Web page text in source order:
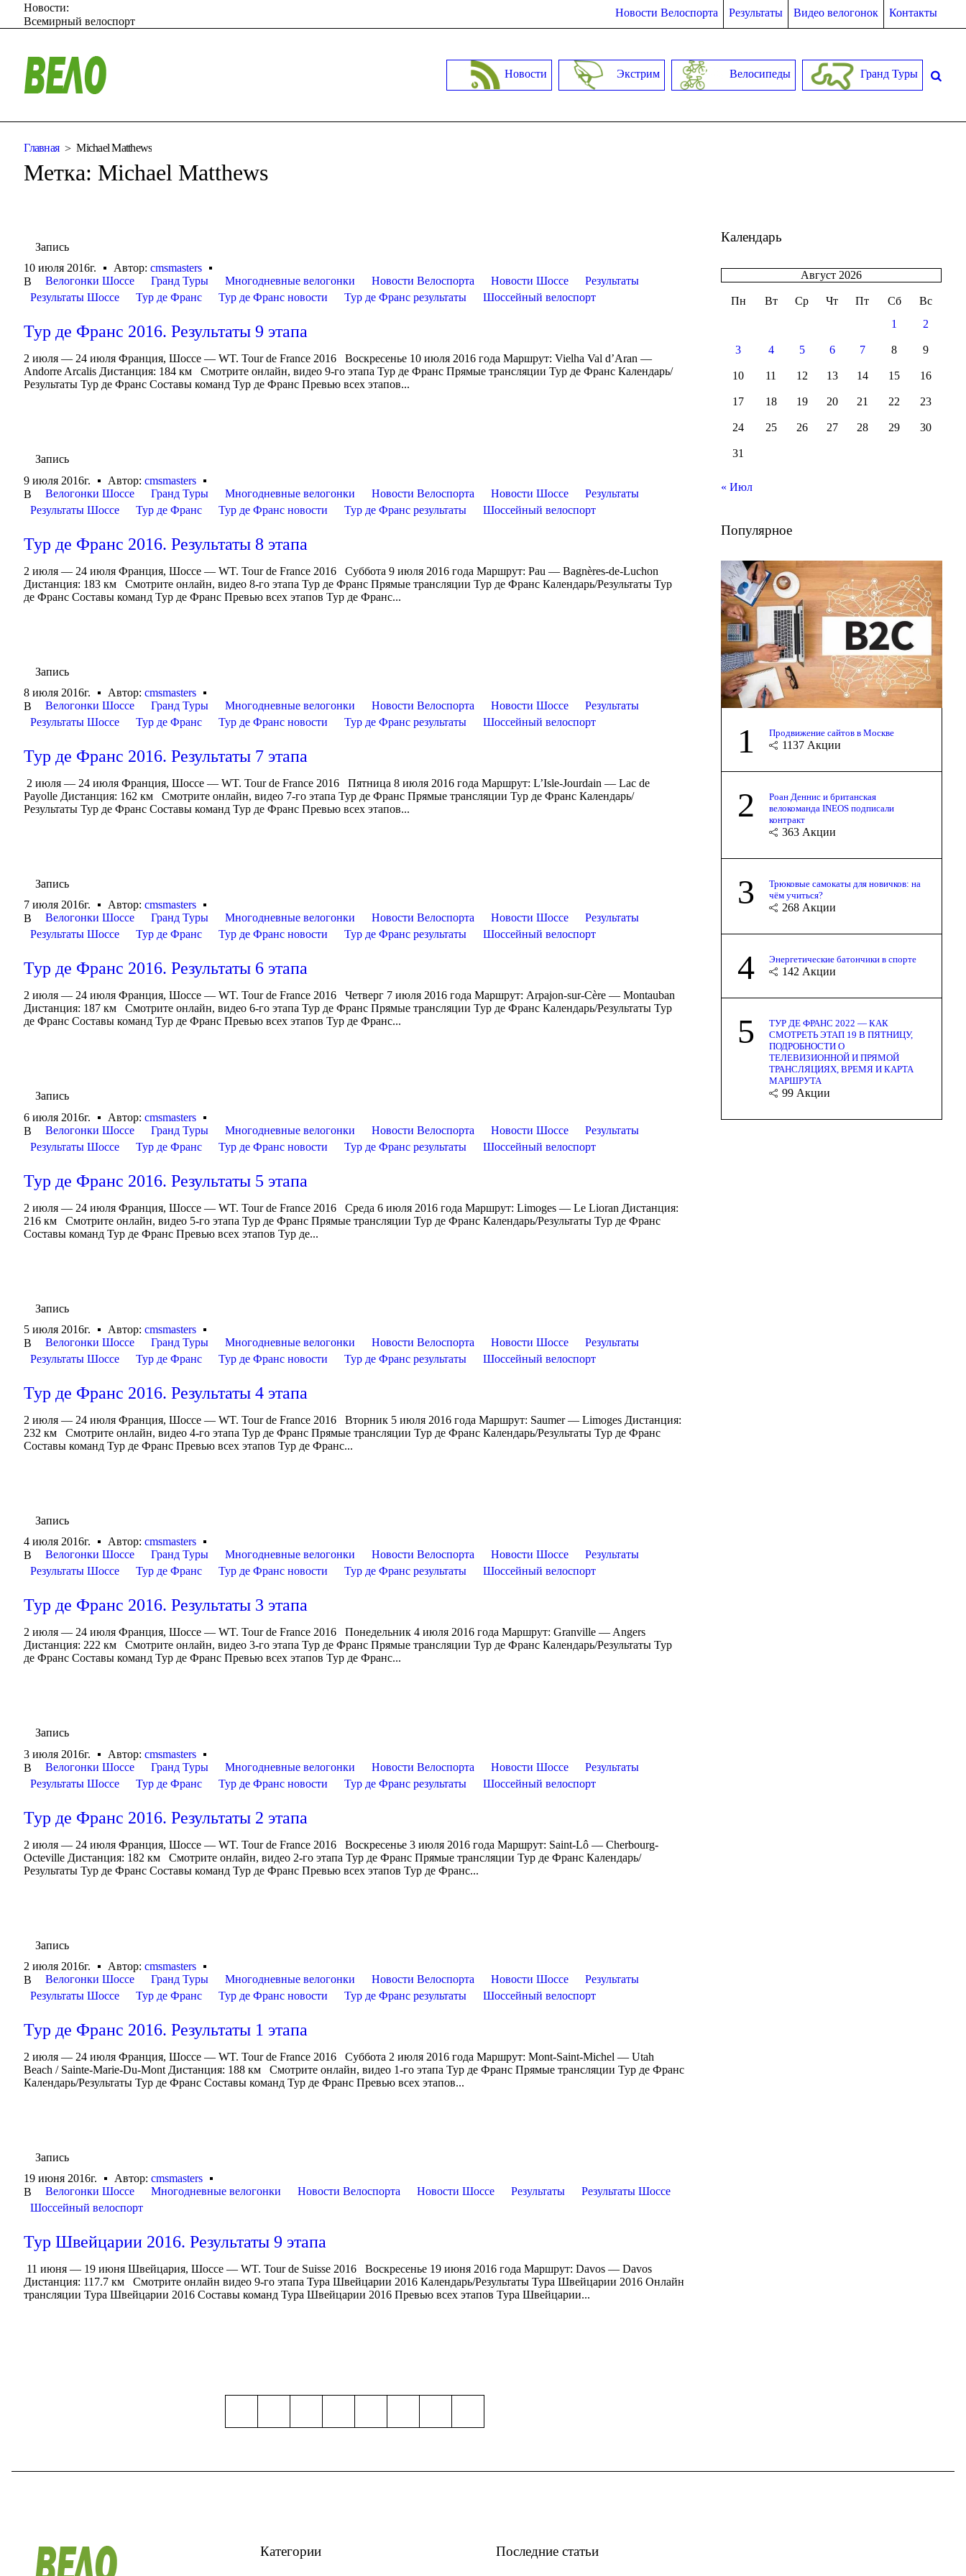
Новости Велоспорта Результаты Видео велогонок Контакты
Новости:
Всемирный велоспорт
Новости Экстрим Велосипеды Гранд Туры
Главная Michael Matthews
Метка: Michael Matthews
Запись
10 июля 2016г.
Автор:cmsmasters
В
Велогонки Шоссе Гранд Туры Многодневные велогонки Новости Велоспорта Новости Шоссе
Результаты
Результаты Шоссе
Тур де Франс Тур де Франс новости Тур де Франс результаты Шоссейный велоспорт
Тур де Франс 2016. Результаты 9 этапа
2 июля — 24 июля Франция, Шоссе — WT. Tour de France 2016 Воскресенье 10 июля 2016 года Маршрут: Vielha Val d’Aran —
Andorre Arcalis Дистанция: 184 км Смотрите онлайн, видео 9-го этапа Тур де Франс Прямые трансляции Тур де Франс Календарь/
Результаты Тур де Франс Составы команд Тур де Франс Превью всех этапов...
Запись
9 июля 2016г.
Автор:cmsmasters
В
Велогонки Шоссе Гранд Туры Многодневные велогонки Новости Велоспорта Новости Шоссе
Результаты
Результаты Шоссе
Тур де Франс Тур де Франс новости Тур де Франс результаты Шоссейный велоспорт
Тур де Франс 2016. Результаты 8 этапа
2 июля — 24 июля Франция, Шоссе — WT. Tour de France 2016 Суббота 9 июля 2016 года Маршрут: Pau — Bagnères-de-Luchon
Дистанция: 183 км Смотрите онлайн, видео 8-го этапа Тур де Франс Прямые трансляции Тур де Франс Календарь/Результаты Тур
де Франс Составы команд Тур де Франс Превью всех этапов Тур де Франс...
Запись
8 июля 2016г.
Автор:cmsmasters
В
Велогонки Шоссе Гранд Туры Многодневные велогонки Новости Велоспорта Новости Шоссе
Результаты
Результаты Шоссе
Тур де Франс Тур де Франс новости Тур де Франс результаты Шоссейный велоспорт
Тур де Франс 2016. Результаты 7 этапа
2 июля — 24 июля Франция, Шоссе — WT. Tour de France 2016 Пятница 8 июля 2016 года Маршрут: L’Isle-Jourdain — Lac de
Payolle Дистанция: 162 км Смотрите онлайн, видео 7-го этапа Тур де Франс Прямые трансляции Тур де Франс Календарь/
Результаты Тур де Франс Составы команд Тур де Франс Превью всех этапов...
Запись
7 июля 2016г.
Автор:cmsmasters
В
Велогонки Шоссе Гранд Туры Многодневные велогонки Новости Велоспорта Новости Шоссе
Результаты
Результаты Шоссе
Тур де Франс Тур де Франс новости Тур де Франс результаты Шоссейный велоспорт
Тур де Франс 2016. Результаты 6 этапа
2 июля — 24 июля Франция, Шоссе — WT. Tour de France 2016 Четверг 7 июля 2016 года Маршрут: Arpajon-sur-Cère — Montauban
Дистанция: 187 км Смотрите онлайн, видео 6-го этапа Тур де Франс Прямые трансляции Тур де Франс Календарь/Результаты Тур
де Франс Составы команд Тур де Франс Превью всех этапов Тур де Франс...
Запись
6 июля 2016г.
Автор:cmsmasters
В
Велогонки Шоссе Гранд Туры Многодневные велогонки Новости Велоспорта Новости Шоссе
Результаты
Результаты Шоссе
Тур де Франс Тур де Франс новости Тур де Франс результаты Шоссейный велоспорт
Тур де Франс 2016. Результаты 5 этапа
2 июля — 24 июля Франция, Шоссе — WT. Tour de France 2016 Среда 6 июля 2016 года Маршрут: Limoges — Le Lioran Дистанция:
216 км Смотрите онлайн, видео 5-го этапа Тур де Франс Прямые трансляции Тур де Франс Календарь/Результаты Тур де Франс
Составы команд Тур де Франс Превью всех этапов Тур де...
Запись
5 июля 2016г.
Автор:cmsmasters
В
Велогонки Шоссе Гранд Туры Многодневные велогонки Новости Велоспорта Новости Шоссе
Результаты
Результаты Шоссе
Тур де Франс Тур де Франс новости Тур де Франс результаты Шоссейный велоспорт
Тур де Франс 2016. Результаты 4 этапа
2 июля — 24 июля Франция, Шоссе — WT. Tour de France 2016 Вторник 5 июля 2016 года Маршрут: Saumer — Limoges Дистанция:
232 км Смотрите онлайн, видео 4-го этапа Тур де Франс Прямые трансляции Тур де Франс Календарь/Результаты Тур де Франс
Составы команд Тур де Франс Превью всех этапов Тур де Франс...
Запись
4 июля 2016г.
Автор:cmsmasters
В
Велогонки Шоссе Гранд Туры Многодневные велогонки Новости Велоспорта Новости Шоссе
Результаты
Результаты Шоссе
Тур де Франс Тур де Франс новости Тур де Франс результаты Шоссейный велоспорт
Тур де Франс 2016. Результаты 3 этапа
2 июля — 24 июля Франция, Шоссе — WT. Tour de France 2016 Понедельник 4 июля 2016 года Маршрут: Granville — Angers
Дистанция: 222 км Смотрите онлайн, видео 3-го этапа Тур де Франс Прямые трансляции Тур де Франс Календарь/Результаты Тур
де Франс Составы команд Тур де Франс Превью всех этапов Тур де Франс...
Запись
3 июля 2016г.
Автор:cmsmasters
В
Велогонки Шоссе Гранд Туры Многодневные велогонки Новости Велоспорта Новости Шоссе
Результаты
Результаты Шоссе
Тур де Франс Тур де Франс новости Тур де Франс результаты Шоссейный велоспорт
Тур де Франс 2016. Результаты 2 этапа
2 июля — 24 июля Франция, Шоссе — WT. Tour de France 2016 Воскресенье 3 июля 2016 года Маршрут: Saint-Lô — Cherbourg-
Octeville Дистанция: 182 км Смотрите онлайн, видео 2-го этапа Тур де Франс Прямые трансляции Тур де Франс Календарь/
Результаты Тур де Франс Составы команд Тур де Франс Превью всех этапов Тур де Франс...
Запись
2 июля 2016г.
Автор:cmsmasters
В
Велогонки Шоссе Гранд Туры Многодневные велогонки Новости Велоспорта Новости Шоссе
Результаты
Результаты Шоссе
Тур де Франс Тур де Франс новости Тур де Франс результаты Шоссейный велоспорт
Тур де Франс 2016. Результаты 1 этапа
2 июля — 24 июля Франция, Шоссе — WT. Tour de France 2016 Суббота 2 июля 2016 года Маршрут: Mont-Saint-Michel — Utah
Beach / Sainte-Marie-Du-Mont Дистанция: 188 км Смотрите онлайн, видео 1-го этапа Тур де Франс Прямые трансляции Тур де Франс
Календарь/Результаты Тур де Франс Составы команд Тур де Франс Превью всех этапов...
Запись
19 июня 2016г.
Автор:cmsmasters
В
Велогонки Шоссе Многодневные велогонки Новости Велоспорта Новости Шоссе Результаты
Результаты Шоссе
Шоссейный велоспорт
Тур Швейцарии 2016. Результаты 9 этапа
11 июня — 19 июня Швейцария, Шоссе — WT. Tour de Suisse 2016 Воскресенье 19 июня 2016 года Маршрут: Davos — Davos
Дистанция: 117.7 км Смотрите онлайн видео 9-го этапа Тура Швейцарии 2016 Календарь/Результаты Тура Швейцарии 2016 Онлайн
трансляции Тура Швейцарии 2016 Составы команд Тура Швейцарии 2016 Превью всех этапов Тура Швейцарии...
Календарь
Август 2026
Пн Вт Ср Чт Пт Сб
Вс
1
2
3 4 5 6 7 8 9
10 11 12 13 14 15 16
17 18 19 20 21 22 23
24 25 26 27 28 29 30
31
« Июл
Популярное
1 Продвижение сайтов в Москве
1137 Акции
2
Роан Деннис и британская
велокоманда INEOS подписали
контракт
363 Акции
3
Трюковые самокаты для новичков: на
чём учиться?
268 Акции
4 Энергетические батончики в спорте
142 Акции
5
ТУР ДЕ ФРАНС 2022 — КАК
СМОТРЕТЬ ЭТАП 19 В ПЯТНИЦУ,
ПОДРОБНОСТИ О
ТЕЛЕВИЗИОННОЙ И ПРЯМОЙ
ТРАНСЛЯЦИЯХ, ВРЕМЯ И КАРТА
МАРШРУТА
99 Акции
Категории Последние статьи